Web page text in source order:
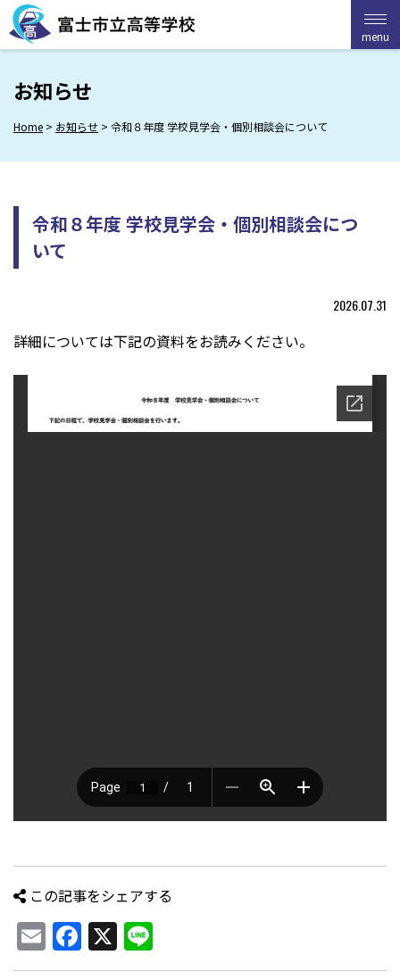
Skip
to
content
お知らせ
Home > お知らせ > 令和８年度 学校見学会・個別相談会について
令和８年度 学校見学会・個別相談会につ
いて
2026.07.31
詳細については下記の資料をお読みください。
この記事をシェアする
EmailFacebook
X
menu
menu